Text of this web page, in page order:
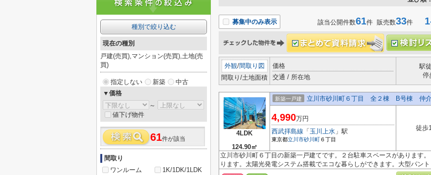
募集中のみ表示 該当公開件数61件 販売数33件
外観/間取り図
間取り/土地面積
価格
交通 / 所在地
駅
停
4LDK
124.90㎡
新築一戸建 立川市砂川町６丁目 全２棟 B号棟 仲介
4,990万円
西武拝島線 「 玉川上水 」駅
東京都立川市砂川町 ６丁目
徒歩
立川市砂川町６丁目の新築一戸建てです。２台駐車スペースがあります
ります。太陽光発電システム搭載でエコな暮らしができます。大型パン
種別で絞り込む
現在の種別
戸建(売買),マンション(売買),土地(売
買)
指定しない 新築
中古
▼価格
～
値下げ物件
61件が該当
間取り
ワンルーム
1K/1DK/1LDK